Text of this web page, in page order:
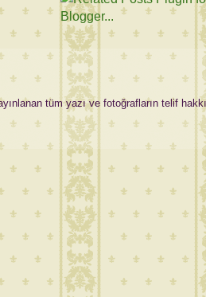
tüm yazı ve fotoğrafların telif